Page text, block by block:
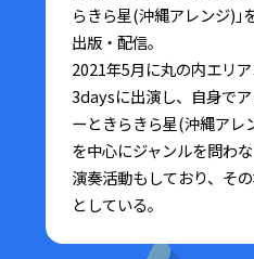
らきら星(沖縄アレンジ)｣
出版・配信。
2021年5月に丸の内エリ
3daysに出演し、自身で
ーときらきら星(沖縄アレ
を中心にジャンルを問わ
演奏活動もしており、そ
としている。